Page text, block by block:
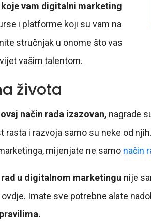
vam digitalni marketing
i platforme koji su vam na
stručnjak u onome što vas
vašim talentom.
života
način rada izazovan, nagrade
rasta i razvoja samo su neke od
mijenjate ne samo način
rad u digitalnom marketingu nije
Imate sve potrebne alate